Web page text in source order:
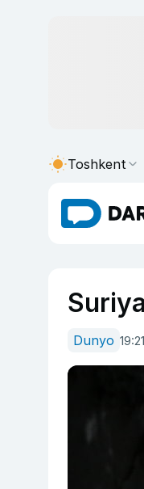
Toshkent
Dunyo